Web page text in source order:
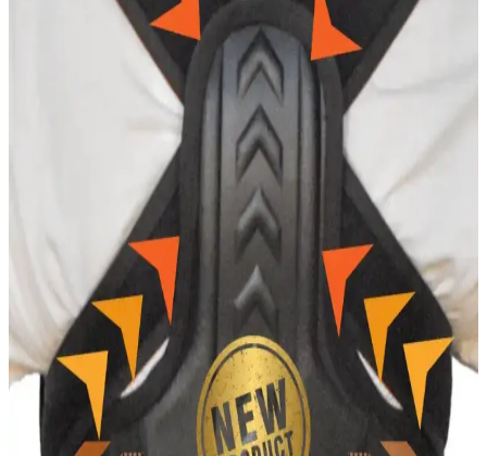
Erkek Atletler Karşılaştırması: Korse ve Pamuklu
Modellerin Özellikleri ve Kullanım Avantajları
İki farklı erkek atlet modelini malzeme, konfor ve dayanıklılık
açısından karşılaştırıyoruz. Korse atlet bel ve göğüs desteği
sağlarken, pamuklu atlet günlük rahatlık sunar. Hangi model sizin
MİSTİRİK Anoky Model Dikişsiz Toparlayıcı ve
Şekillendirici Kısa Şort Korse
MİSTİRİK Anoky modeli lazer kesim teknolojisiyle üretilmiş,
estetik ve rahat günlük kullanım korse. Yüksek bel tasarımıyla
şekillendirme sağlar, esneklik ve dayanıklılık sunar.
FİT WOMEN İz Bırakmaz Etkili Lazer Kesim
Paçalı Korse Günlük Kullanım İçin Uygun
FİT WOMEN'in lazer kesim paçalı korse, yüksek bel ve mikro
dokuma kumaşıyla rahatlık ve şıklık sunar. Günlük kullanım için
ideal, iz bırakmaz ve destek sağlar.